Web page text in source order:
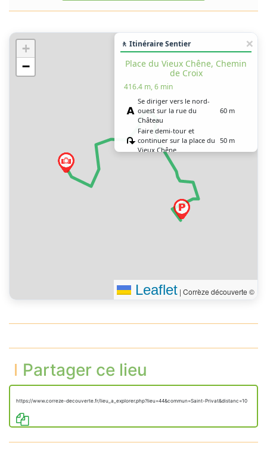
+
−
🚶 Itinéraire Sentier
Place du Vieux Chêne, Chemin
de Croix
416.4 m, 6 min
Se diriger vers le nord-
ouest sur la rue du
Château
60 m
Faire demi-tour et
continuer sur la place du
Vieux Chêne
50 m
Continuer légèrement à
droite sur le chemin de
Vous êtes arrivé à votre
Leaflet | Corrèze découverte ©
Partager ce lieu
https://www.correze-decouverte.fr/lieu_a_explorer.php?lieu=44&commun=Saint-Privat&distanc=10